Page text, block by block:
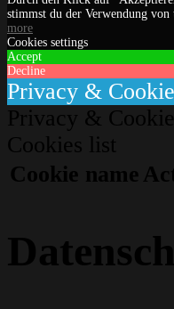
stimmst du der Verwendung
more
Cookies settings
Accept
Decline
Privacy &
Privacy &
Cookies list
Cookie name